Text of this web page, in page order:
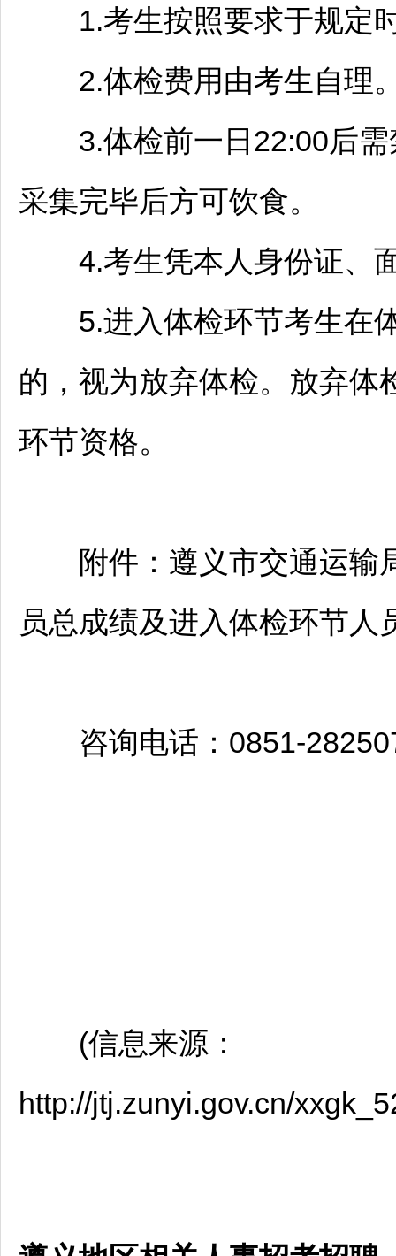
1.考生按照要求于规定时
2.体检费用由考生自理
3.体检前一日22:00后需
采集完毕后方可饮食。
4.考生凭本人身份证、
5.进入体检环节考生在体
的，视为放弃体检。放弃体
环节资格。
附件： 遵义市交通运输
员总成绩及进入体检环节人
咨询电话：0851-
(信息来源：
http://jtj.zunyi.gov.cn/